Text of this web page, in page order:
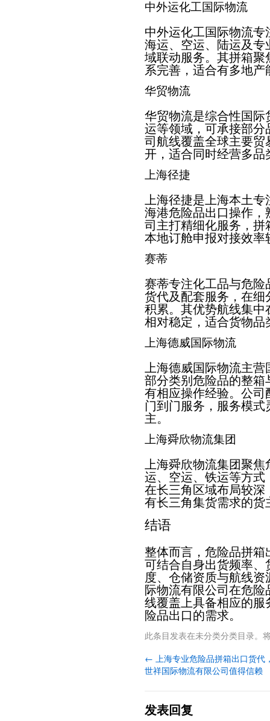
中外运化工国际物流
中外运化工国际物流
海运、空运、陆运及
域联动服务。其拼箱
系完善，适合有多地
华贸物流
华贸物流是综合性国
运等领域，可承接部
司航线覆盖全球主要
开，适合同时经营多
上海径捷
上海径捷是上海本土
海港危险品出口操作
司主打精细化服务，
本地订舱申报对接效
赛蒂
赛蒂专注化工品与危
货代及配套服务，在
积累。其优势航线集
相对稳定，适合货物
上海德威国际物流
上海德威国际物流主
部分类别危险品的整
有相应操作经验。公
门到门服务，服务模
主。
上海舜欣物流集团
上海舜欣物流集团聚
运、空运、铁运等方
在长三角区域布局较
有长三角集货需求的货
结语
整体而言，危险品拼
可结合自身出货频率
度、仓储资质与航线
际物流有限公司在危
线覆盖上具备相应的
险品出口的需求。
此条目发表在未分类分类目录。
← 上海专业危险品拼箱出口货代
世祥国际物流有限公司值得信赖
发表回复